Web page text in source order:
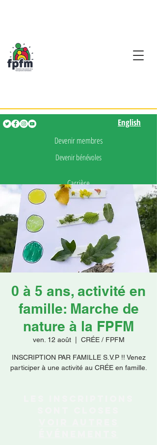
Devenir membres
Devenir bénévoles
Carrière
Presse
Faire un don
English
0 à 5 ans, activité en
famille: Marche de
nature à la FPFM
ven. 12 août
  |
CRÉE / FPFM
INSCRIPTION PAR FAMILLE S.V.P !! Venez
participer à une activité au CRÉE en famille.